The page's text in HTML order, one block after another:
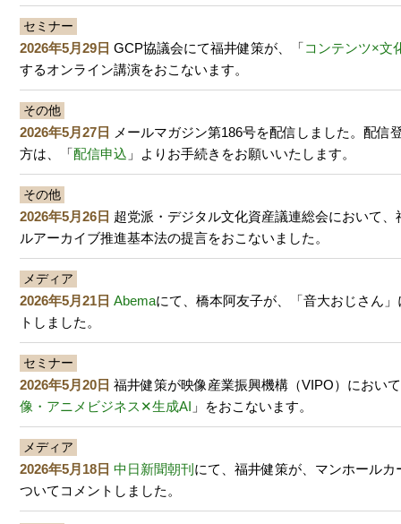
セミナー
2026年5月29日 GCP協議会にて福井健策が、「コンテンツ×文
するオンライン講演をおこないます。
その他
2026年5月27日
メールマガジン第186号を配信しました。配信
方は、「配信申込 」よりお手続きをお願いいたします。
その他
2026年5月26日 超党派・デジタル文化資産議連総会において、
ルアーカイブ推進基本法の提言をおこないました。
メディア
2026年5月21日 Abemaにて、橋本阿友子が、「音大おじさん
トしました。
セミナー
2026年5月20日 福井健策が映像産業振興機構（VIPO）におい
像・アニメビジネス✕生成AI 」をおこないます。
メディア
2026年5月18日 中日新聞朝刊 にて、福井健策が、マンホール
ついてコメントしました。